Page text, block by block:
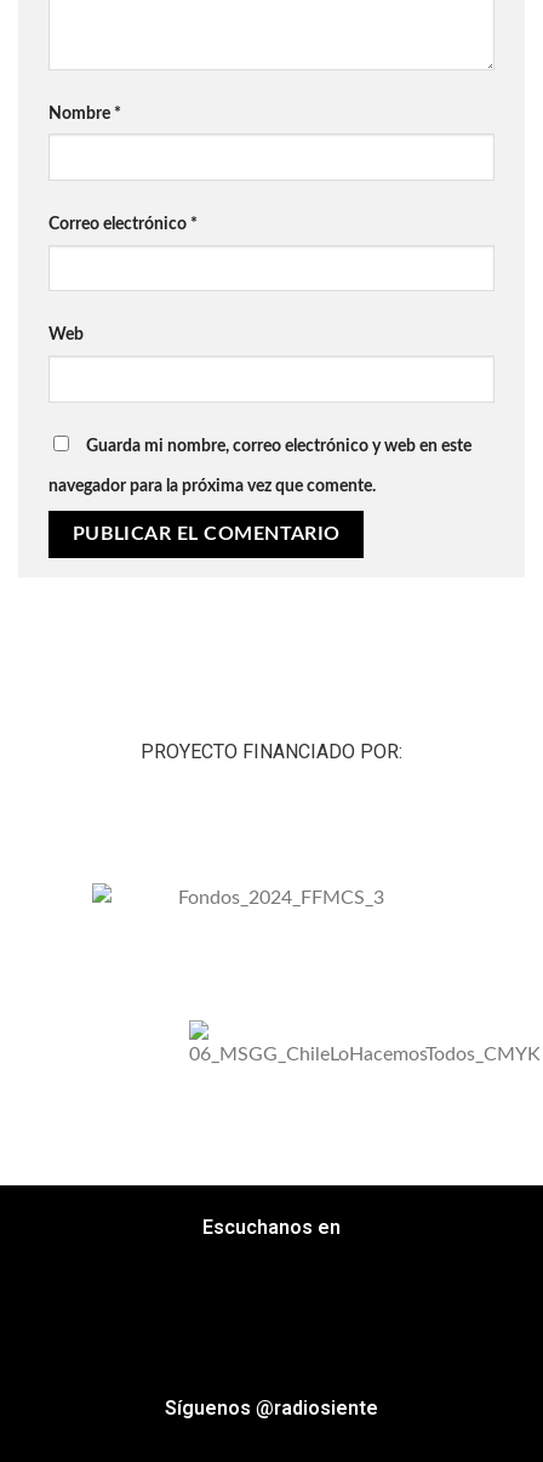
Nombre *
Correo electrónico *
Web
Guarda mi nombre, correo electrónico y web en este
navegador para la próxima vez que comente.
PROYECTO FINANCIADO POR:
Escuchanos en
Síguenos @radiosiente